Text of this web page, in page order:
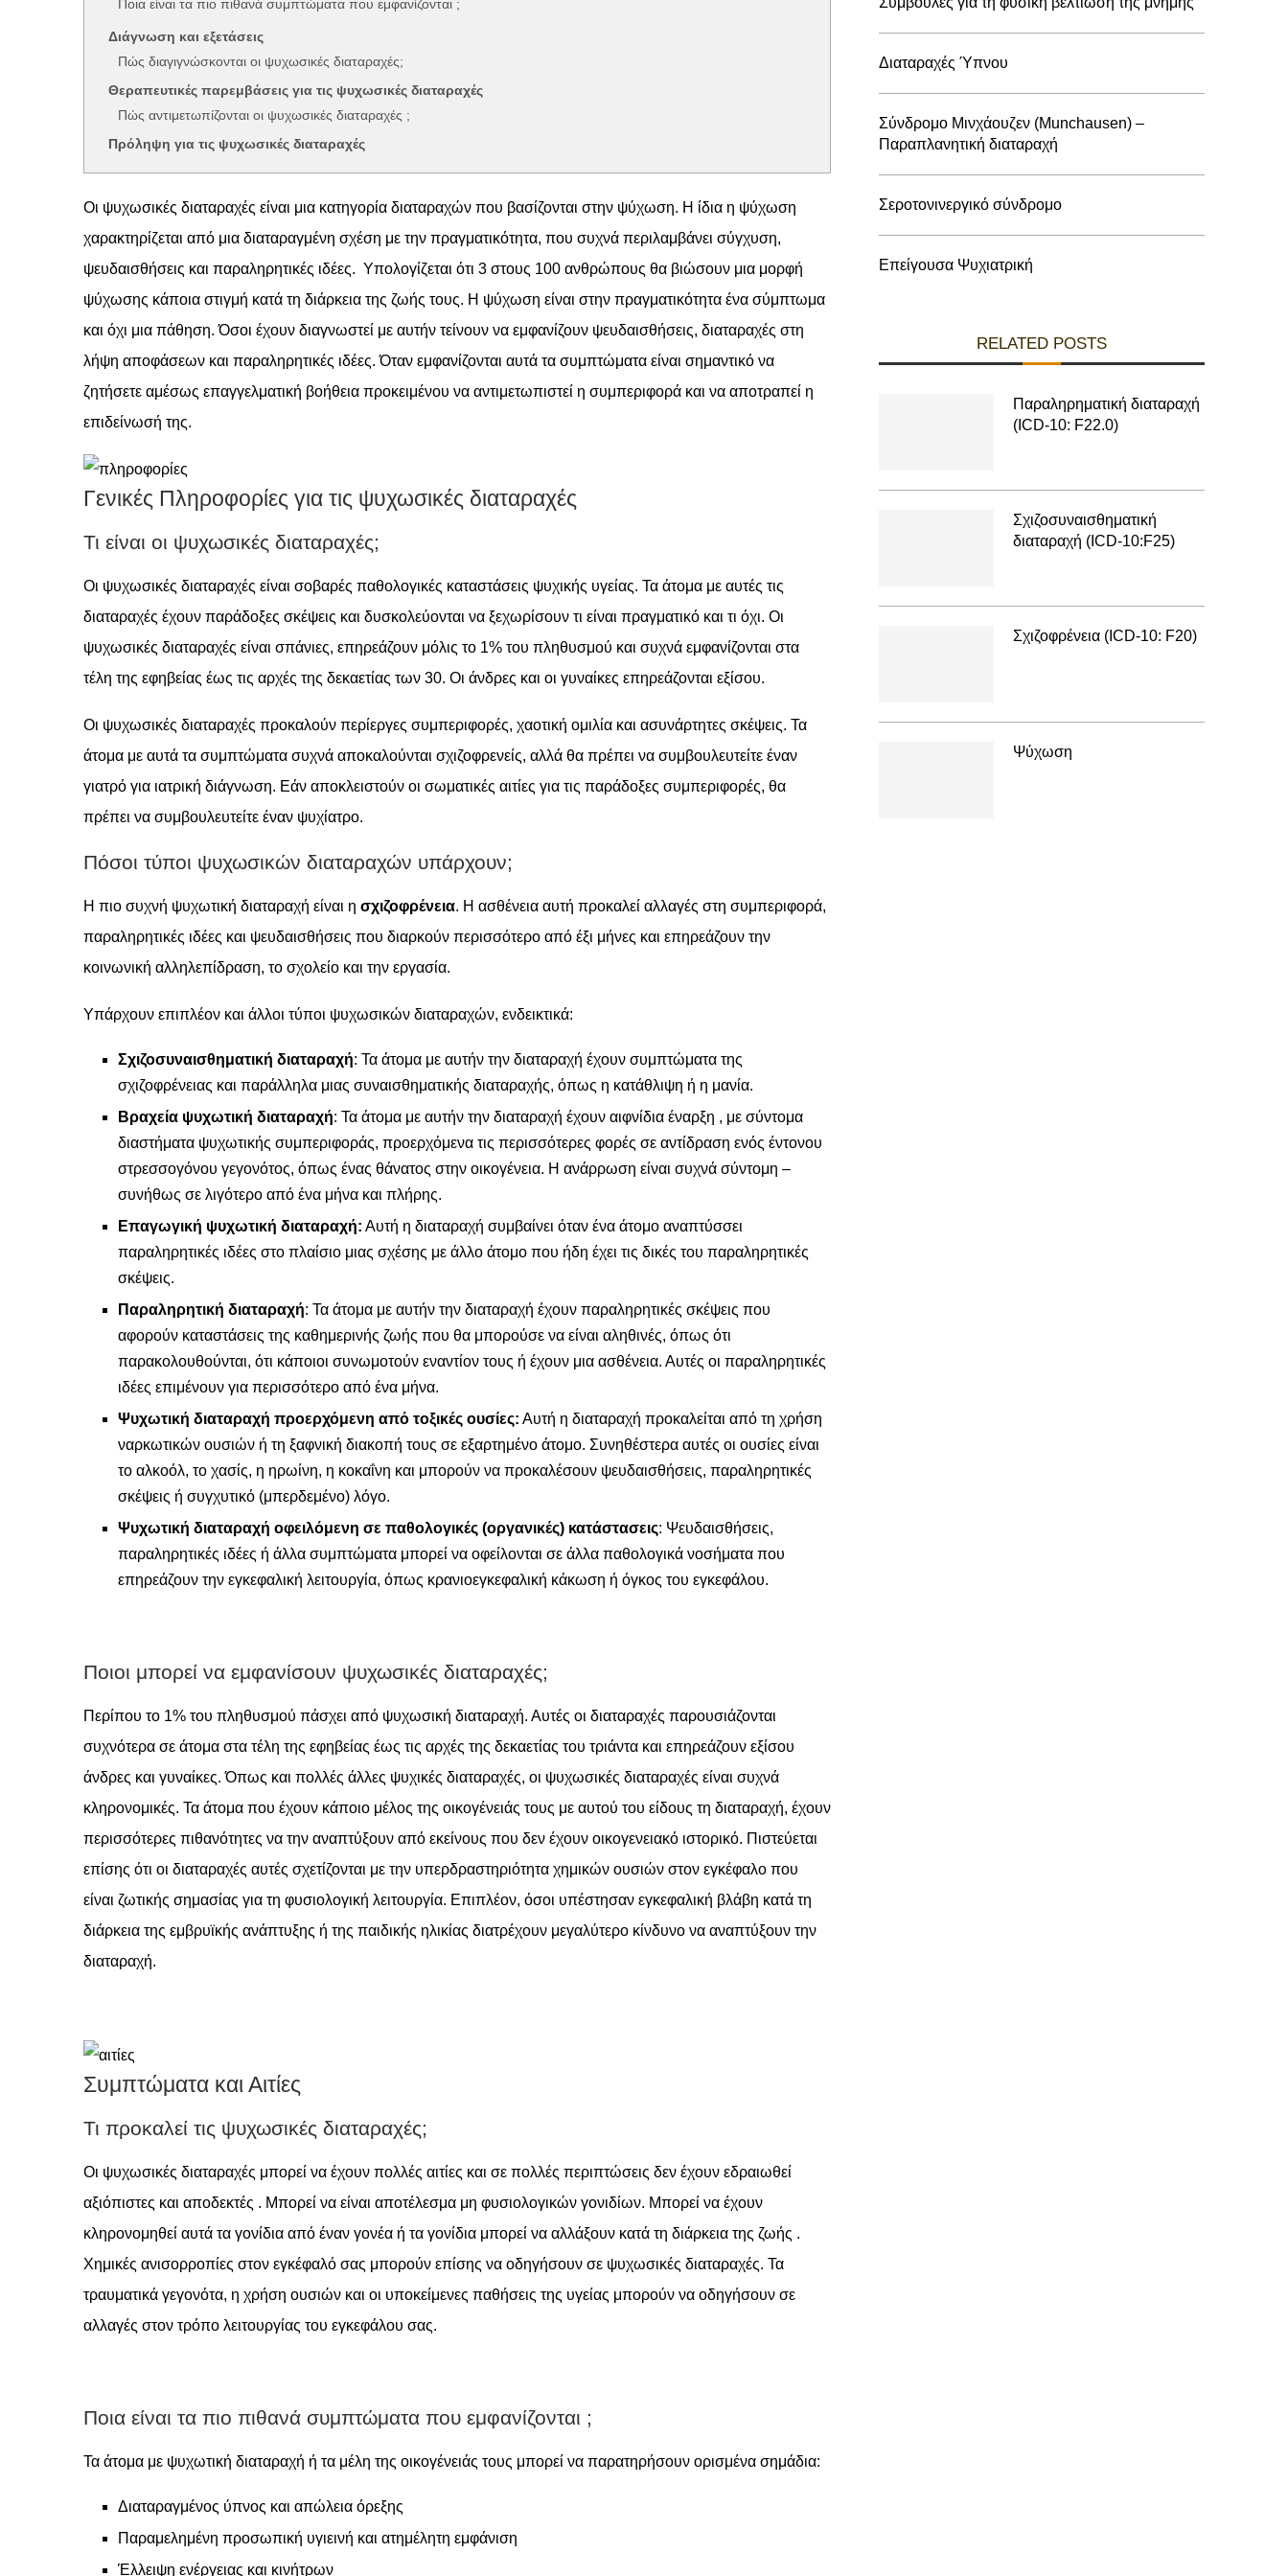
Ποια είναι τα πιο πιθανά συμπτώματα που εμφανίζονται ;
Διάγνωση και εξετάσεις
Πώς διαγιγνώσκονται οι ψυχωσικές διαταραχές;
Θεραπευτικές παρεμβάσεις για τις ψυχωσικές διαταραχές
Πώς αντιμετωπίζονται οι ψυχωσικές διαταραχές ;
Πρόληψη για τις ψυχωσικές διαταραχές
Οι ψυχωσικές διαταραχές είναι μια κατηγορία διαταραχών που βασίζονται στην ψύχωση. Η ίδια η ψύχωση
χαρακτηρίζεται από μια διαταραγμένη σχέση με την πραγματικότητα, που συχνά περιλαμβάνει σύγχυση,
ψευδαισθήσεις και παραληρητικές ιδέες. Υπολογίζεται ότι 3 στους 100 ανθρώπους θα βιώσουν μια μορφή
ψύχωσης κάποια στιγμή κατά τη διάρκεια της ζωής τους. Η ψύχωση είναι στην πραγματικότητα ένα σύμπτωμα
και όχι μια πάθηση. Όσοι έχουν διαγνωστεί με αυτήν τείνουν να εμφανίζουν ψευδαισθήσεις, διαταραχές στη
λήψη αποφάσεων και παραληρητικές ιδέες. Όταν εμφανίζονται αυτά τα συμπτώματα είναι σημαντικό να
ζητήσετε αμέσως επαγγελματική βοήθεια προκειμένου να αντιμετωπιστεί η συμπεριφορά και να αποτραπεί η
επιδείνωσή της.
Γενικές Πληροφορίες για τις ψυχωσικές διαταραχές
Τι είναι οι ψυχωσικές διαταραχές;
Οι ψυχωσικές διαταραχές είναι σοβαρές παθολογικές καταστάσεις ψυχικής υγείας. Τα άτομα με αυτές τις
διαταραχές έχουν παράδοξες σκέψεις και δυσκολεύονται να ξεχωρίσουν τι είναι πραγματικό και τι όχι. Οι
ψυχωσικές διαταραχές είναι σπάνιες, επηρεάζουν μόλις το 1% του πληθυσμού και συχνά εμφανίζονται στα
τέλη της εφηβείας έως τις αρχές της δεκαετίας των 30. Οι άνδρες και οι γυναίκες επηρεάζονται εξίσου.
Οι ψυχωσικές διαταραχές προκαλούν περίεργες συμπεριφορές, χαοτική ομιλία και ασυνάρτητες σκέψεις. Τα
άτομα με αυτά τα συμπτώματα συχνά αποκαλούνται σχιζοφρενείς, αλλά θα πρέπει να συμβουλευτείτε έναν
γιατρό για ιατρική διάγνωση. Εάν αποκλειστούν οι σωματικές αιτίες για τις παράδοξες συμπεριφορές, θα
πρέπει να συμβουλευτείτε έναν ψυχίατρο.
Πόσοι τύποι ψυχωσικών διαταραχών υπάρχουν;
Η πιο συχνή ψυχωτική διαταραχή είναι η σχιζοφρένεια. Η ασθένεια αυτή προκαλεί αλλαγές στη συμπεριφορά,
παραληρητικές ιδέες και ψευδαισθήσεις που διαρκούν περισσότερο από έξι μήνες και επηρεάζουν την
κοινωνική αλληλεπίδραση, το σχολείο και την εργασία.
Υπάρχουν επιπλέον και άλλοι τύποι ψυχωσικών διαταραχών, ενδεικτικά:
Σχιζοσυναισθηματική διαταραχή: Τα άτομα με αυτήν την διαταραχή έχουν συμπτώματα της
σχιζοφρένειας και παράλληλα μιας συναισθηματικής διαταραχής, όπως η κατάθλιψη ή η μανία.
Βραχεία ψυχωτική διαταραχή: Τα άτομα με αυτήν την διαταραχή έχουν αιφνίδια έναρξη , με σύντομα
διαστήματα ψυχωτικής συμπεριφοράς, προερχόμενα τις περισσότερες φορές σε αντίδραση ενός έντονου
στρεσσογόνου γεγονότος, όπως ένας θάνατος στην οικογένεια. Η ανάρρωση είναι συχνά σύντομη –
συνήθως σε λιγότερο από ένα μήνα και πλήρης.
Επαγωγική ψυχωτική διαταραχή: Αυτή η διαταραχή συμβαίνει όταν ένα άτομο αναπτύσσει
παραληρητικές ιδέες στο πλαίσιο μιας σχέσης με άλλο άτομο που ήδη έχει τις δικές του παραληρητικές
σκέψεις.
Παραληρητική διαταραχή: Τα άτομα με αυτήν την διαταραχή έχουν παραληρητικές σκέψεις που
αφορούν καταστάσεις της καθημερινής ζωής που θα μπορούσε να είναι αληθινές, όπως ότι
παρακολουθούνται, ότι κάποιοι συνωμοτούν εναντίον τους ή έχουν μια ασθένεια. Αυτές οι παραληρητικές
ιδέες επιμένουν για περισσότερο από ένα μήνα.
Ψυχωτική διαταραχή προερχόμενη από τοξικές ουσίες: Αυτή η διαταραχή προκαλείται από τη χρήση
ναρκωτικών ουσιών ή τη ξαφνική διακοπή τους σε εξαρτημένο άτομο. Συνηθέστερα αυτές οι ουσίες είναι
το αλκοόλ, το χασίς, η ηρωίνη, η κοκαΐνη και μπορούν να προκαλέσουν ψευδαισθήσεις, παραληρητικές
σκέψεις ή συγχυτικό (μπερδεμένο) λόγο.
Ψυχωτική διαταραχή οφειλόμενη σε παθολογικές (οργανικές) κατάστασεις: Ψευδαισθήσεις,
παραληρητικές ιδέες ή άλλα συμπτώματα μπορεί να οφείλονται σε άλλα παθολογικά νοσήματα που
επηρεάζουν την εγκεφαλική λειτουργία, όπως κρανιοεγκεφαλική κάκωση ή όγκος του εγκεφάλου.
Ποιοι μπορεί να εμφανίσουν ψυχωσικές διαταραχές;
Περίπου το 1% του πληθυσμού πάσχει από ψυχωσική διαταραχή. Αυτές οι διαταραχές παρουσιάζονται
συχνότερα σε άτομα στα τέλη της εφηβείας έως τις αρχές της δεκαετίας του τριάντα και επηρεάζουν εξίσου
άνδρες και γυναίκες. Όπως και πολλές άλλες ψυχικές διαταραχές, οι ψυχωσικές διαταραχές είναι συχνά
κληρονομικές. Τα άτομα που έχουν κάποιο μέλος της οικογένειάς τους με αυτού του είδους τη διαταραχή, έχουν
περισσότερες πιθανότητες να την αναπτύξουν από εκείνους που δεν έχουν οικογενειακό ιστορικό. Πιστεύεται
επίσης ότι οι διαταραχές αυτές σχετίζονται με την υπερδραστηριότητα χημικών ουσιών στον εγκέφαλο που
είναι ζωτικής σημασίας για τη φυσιολογική λειτουργία. Επιπλέον, όσοι υπέστησαν εγκεφαλική βλάβη κατά τη
διάρκεια της εμβρυϊκής ανάπτυξης ή της παιδικής ηλικίας διατρέχουν μεγαλύτερο κίνδυνο να αναπτύξουν την
διαταραχή.
Συμπτώματα και Αιτίες
Τι προκαλεί τις ψυχωσικές διαταραχές;
Οι ψυχωσικές διαταραχές μπορεί να έχουν πολλές αιτίες και σε πολλές περιπτώσεις δεν έχουν εδραιωθεί
αξιόπιστες και αποδεκτές . Μπορεί να είναι αποτέλεσμα μη φυσιολογικών γονιδίων. Μπορεί να έχουν
κληρονομηθεί αυτά τα γονίδια από έναν γονέα ή τα γονίδια μπορεί να αλλάξουν κατά τη διάρκεια της ζωής .
Χημικές ανισορροπίες στον εγκέφαλό σας μπορούν επίσης να οδηγήσουν σε ψυχωσικές διαταραχές. Τα
τραυματικά γεγονότα, η χρήση ουσιών και οι υποκείμενες παθήσεις της υγείας μπορούν να οδηγήσουν σε
αλλαγές στον τρόπο λειτουργίας του εγκεφάλου σας.
Ποια είναι τα πιο πιθανά συμπτώματα που εμφανίζονται ;
Τα άτομα με ψυχωτική διαταραχή ή τα μέλη της οικογένειάς τους μπορεί να παρατηρήσουν ορισμένα σημάδια:
Διαταραγμένος ύπνος και απώλεια όρεξης
Παραμελημένη προσωπική υγιεινή και ατημέλητη εμφάνιση
Έλλειψη ενέργειας και κινήτρων
Διαταραχές Ύπνου
Σύνδρομο Μινχάουζεν (Munchausen) –
Παραπλανητική διαταραχή
Σεροτονινεργικό σύνδρομο
Επείγουσα Ψυχιατρική
RELATED POSTS
Παραληρηματική διαταραχή
(ICD-10: F22.0)
Σχιζοσυναισθηματική
διαταραχή (ICD-10:F25)
Σχιζοφρένεια (ICD-10: F20)
Ψύχωση